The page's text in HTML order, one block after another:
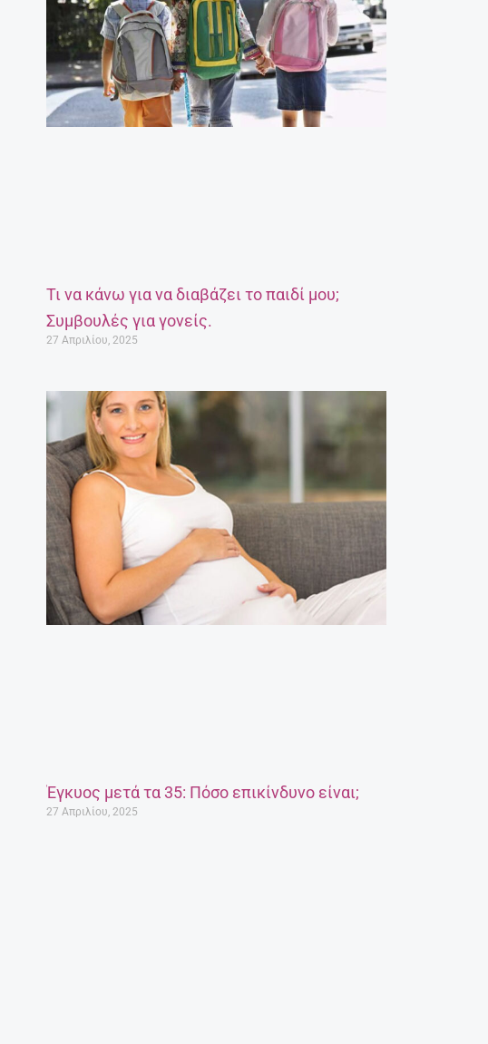
Τι να κάνω για να διαβάζει το παιδί μου;
Συμβουλές για γονείς.
27 Απριλίου, 2025
Έγκυος μετά τα 35: Πόσο επικίνδυνο είναι;
27 Απριλίου, 2025